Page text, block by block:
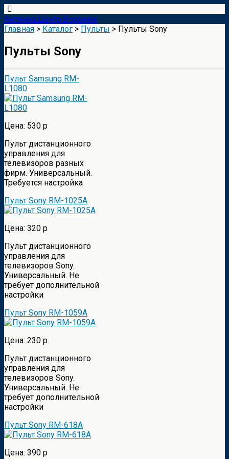
Антенна Центр Воронеж
Главная > Каталог > Пульты > Пульты Sony
Пульты Sony
Пульт Samsung RM-
L1080
Цена: 530 р
Пульт дистанционного
управления для
телевизоров разных
фирм. Универсальный.
Требуется настройка
Пульт Sony RM-1025A
Цена: 320 р
Пульт дистанционного
управления для
телевизоров Sony.
Универсальный. Не
требует дополнительной
настройки
Пульт Sony RM-1059A
Цена: 230 р
Пульт дистанционного
управления для
телевизоров Sony.
Универсальный. Не
требует дополнительной
настройки
Пульт Sony RM-618A
Цена: 390 р